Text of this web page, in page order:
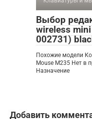
Выбор
wireless
002731)
Похожие модели
Mouse M235 Нет в
Назначение
Добавить